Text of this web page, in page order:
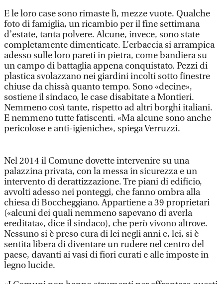
E le loro case sono rimaste lì, mezze vuote. Qualche
foto di famiglia, un ricambio per il fine settimana
d’estate, tanta polvere. Alcune, invece, sono state
completamente dimenticate. L’erbaccia si arrampica
adesso sulle loro pareti in pietra, come bandiera su
un campo di battaglia appena conquistato. Pezzi di
plastica svolazzano nei giardini incolti sotto finestre
chiuse da chissà quanto tempo. Sono «decine»,
sostiene il sindaco, le case disabitate a Montieri.
Nemmeno così tante, rispetto ad altri borghi italiani.
E nemmeno tutte fatiscenti. «Ma alcune sono anche
pericolose e anti-igieniche», spiega Verruzzi.
Nel 2014 il Comune dovette intervenire su una
palazzina privata, con la messa in sicurezza e un
intervento di derattizzazione. Tre piani di edificio,
avvolti adesso nei ponteggi, che fanno ombra alla
chiesa di Boccheggiano. Appartiene a 39 proprietari
(«alcuni dei quali nemmeno sapevano di averla
ereditata», dice il sindaco), che però vivono altrove.
Nessuno si è preso cura di lei negli anni e, lei, si è
sentita libera di diventare un rudere nel centro del
paese, davanti ai vasi di fiori curati e alle imposte in
legno lucide.